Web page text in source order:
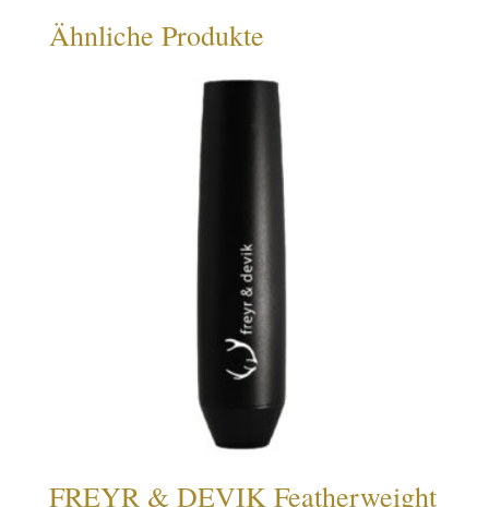
Ähnliche Produkte
FREYR & DEVIK Featherweight